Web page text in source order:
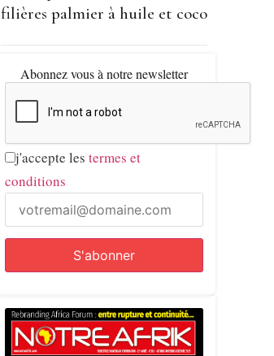
filières palmier à huile et coco
Abonnez vous à notre newsletter
j'accepte les termes et
conditions